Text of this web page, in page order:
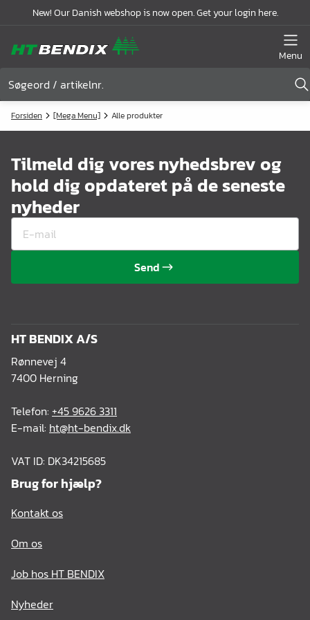
New! Our Danish webshop is now open. Get your login here.
Menu
Forsiden [Mega Menu] Alle produkter
Tilmeld dig vores nyhedsbrev og
hold dig opdateret på de seneste
nyheder
Send
HT BENDIX A/S
Rønnevej 4
7400 Herning
Telefon: +45 9626 3311
E-mail: ht@ht-bendix.dk
VAT ID: DK34215685
Brug for hjælp?
Kontakt os
Om os
Job hos HT BENDIX
Nyheder